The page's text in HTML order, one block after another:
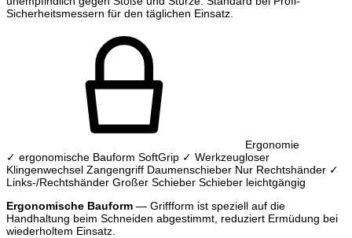
Sicherheitsmessern für den täglichen Einsatz.
Ergonomie
✓ ergonomische Bauform SoftGrip ✓ Werkzeugloser
Klingenwechsel Zangengriff Daumenschieber Nur Rechtshänder ✓
Links-/Rechtshänder Großer Schieber Schieber leichtgängig
Ergonomische Bauform — Griffform ist speziell auf die
Handhaltung beim Schneiden abgestimmt, reduziert Ermüdung bei
wiederholtem Einsatz.